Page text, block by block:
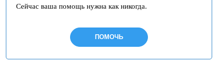
Сейчас ваша помощь нужна как никогда.
ПОМОЧЬ